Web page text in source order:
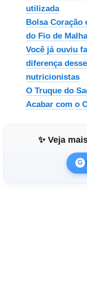
utilizada
Bolsa Coração
do Fio de
Você já ouviu
diferença
nutricionistas
O Truque do
Acabar com o
✨ Veja
G